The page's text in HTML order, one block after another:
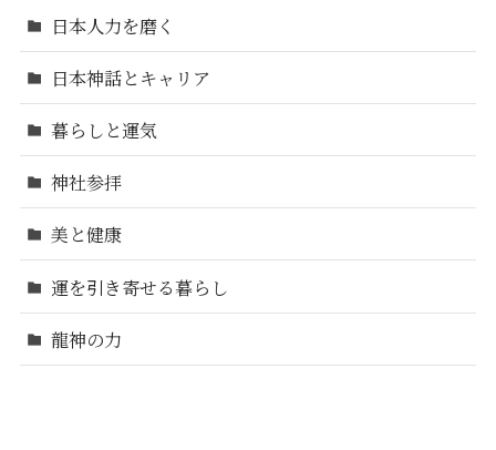
日本人力を磨く
日本神話とキャリア
暮らしと運気
神社参拝
美と健康
運を引き寄せる暮らし
龍神の力